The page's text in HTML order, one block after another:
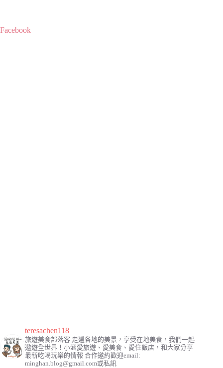
Facebook
teresachen118
旅遊美食部落客 走遍各地的美景，享受在地美食，我們一起
遨遊全世界！小涵愛旅遊、愛美食、愛住飯店，和大家分享
最新吃喝玩樂的情報 合作邀約歡迎email:
minghan.blog@gmail.com或私訊